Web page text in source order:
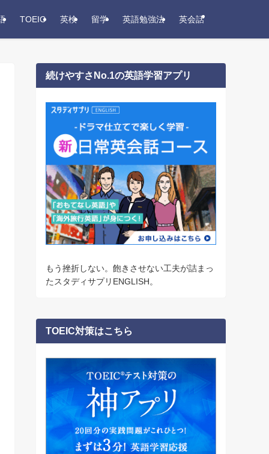
TOEIC 英検 留学 英語勉強法 英会話
続けやすさNo.1の英語学習アプリ
もう挫折しない。飽きさせない工夫が詰まっ
たスタディサプリENGLISH。
TOEIC対策はこちら